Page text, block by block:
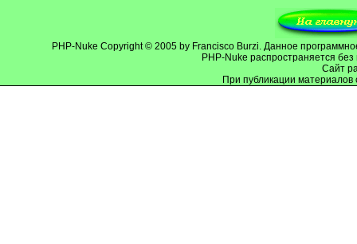
PHP-Nuke Copyright © 2005 by Francisco Burzi. Данное
PHP-Nuke распространяется
Cайт
При публикации